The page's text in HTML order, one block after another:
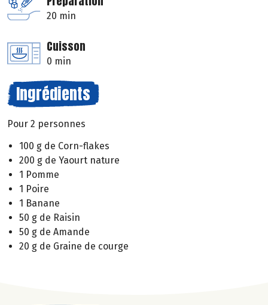
20 min
Cuisson
0 min
Ingrédients
Pour 2 personnes
100 g de Corn-flakes
200 g de Yaourt nature
1 Pomme
1 Poire
1 Banane
50 g de Raisin
50 g de Amande
20 g de Graine de courge